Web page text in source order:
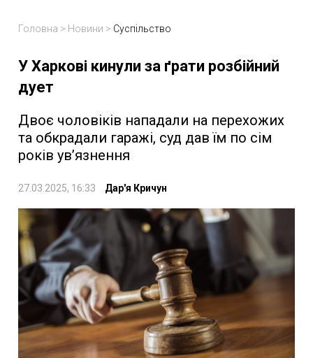
Головна > Новини > Суспільство
У Харкові кинули за ґрати розбійний
дует
Двоє чоловіків нападали на перехожих
та обкрадали гаражі, суд дав їм по сім
років ув’язнення
27.03.2025, 16:33 Дар'я Кричун